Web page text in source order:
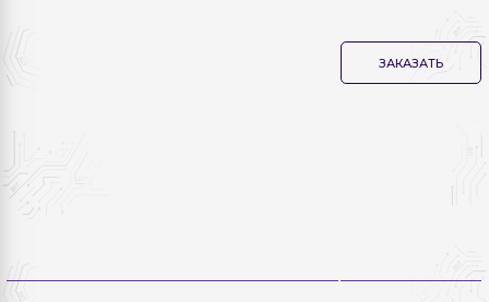
ЗАКАЗАТЬ